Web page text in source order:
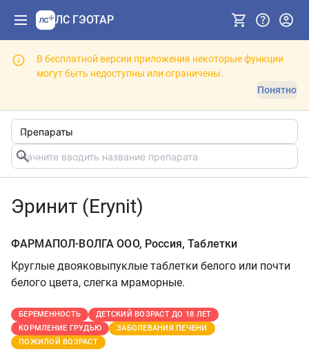
ЛС ГЭОТАР
В бесплатной версии приложения некоторые функции
могут быть недоступны или ограничены.
Понятно
Эринит (Erynit)
ФАРМАПОЛ-ВОЛГА ООО, Россия, Таблетки
Круглые двояковыпуклые таблетки белого или почти
белого цвета, слегка мраморные.
БЕРЕМЕННОСТЬ
ДЕТСКИЙ ВОЗРАСТ ДО 18 ЛЕТ
КОРМЛЕНИЕ ГРУДЬЮ
ЗАБОЛЕВАНИЯ ПЕЧЕНИ
ПОЖИЛОЙ ВОЗРАСТ